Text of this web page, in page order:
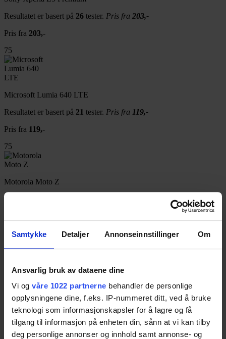
Samtykke Detaljer Annonseinnstillinger Om
Ansvarlig bruk av dataene dine
Vi og våre 1022 partnerne behandler de personlige
opplysningene dine, f.eks. IP-nummeret ditt, ved å bruke
teknologi som informasjonskapsler for å lagre og få
tilgang til informasjon på enheten din, sånn at vi kan tilby
deg personlige annonser og innhold samt annonse- og
Resultatet er basert på 26 tester. Pris fra 203,-
Pris fra 203,-
75
Microsoft Lumia 640 LTE
Resultatet er basert på 21 tester. Pris fra 119,-
Pris fra 119,-
75
Motorola Moto Z
Resultatet er basert på
Resultatet er basert på
Pris fra
104,-
74